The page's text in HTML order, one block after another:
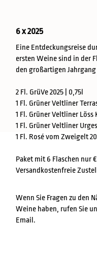
6 x 2025
Eine Entdeckungsreise
ersten Weine sind in der
den großartigen Jahrgang
2 Fl. GrüVe 2025 | 0,75l
1 Fl. Grüner Veltliner
1 Fl. Grüner Veltliner Löss
1 Fl. Grüner Veltliner
1 Fl. Rosé vom Zweigelt
Paket mit 6 Flaschen nur
Versandkostenfreie
Wenn Sie Fragen zu den
Weine haben, rufen Sie
Email.